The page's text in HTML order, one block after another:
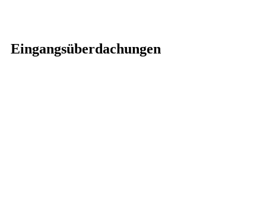
Eingangsüberdachungen